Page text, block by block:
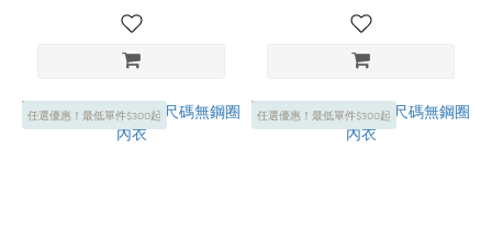
任選優惠！最低單件$300起 任選優惠！最低單件$300起